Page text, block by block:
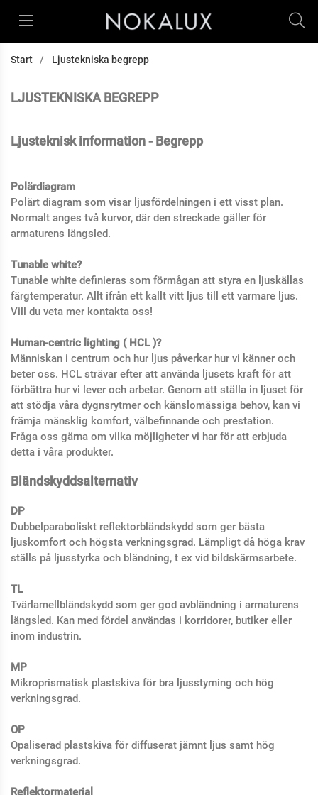
Start Ljustekniska begrepp
LJUSTEKNISKA BEGREPP
Ljusteknisk information - Begrepp
Polärdiagram
Polärt diagram som visar ljusfördelningen i ett visst plan.
Normalt anges två kurvor, där den streckade gäller för
armaturens längsled.
Tunable white?
Tunable white definieras som förmågan att styra en ljuskällas
färgtemperatur. Allt ifrån ett kallt vitt ljus till ett varmare ljus.
Vill du veta mer kontakta oss!
Human-centric lighting ( HCL )?
Människan i centrum och hur ljus påverkar hur vi känner och
beter oss. HCL strävar efter att använda ljusets kraft för att
förbättra hur vi lever och arbetar. Genom att ställa in ljuset för
att stödja våra dygnsrytmer och känslomässiga behov, kan vi
främja mänsklig komfort, välbefinnande och prestation.
Fråga oss gärna om vilka möjligheter vi har för att erbjuda
detta i våra produkter.
Bländskyddsalternativ
DP
Dubbelparaboliskt reflektorbländskydd som ger bästa
ljuskomfort och högsta verkningsgrad. Lämpligt då höga krav
ställs på ljusstyrka och bländning, t ex vid bildskärmsarbete.
TL
Tvärlamellbländskydd som ger god avbländning i armaturens
längsled. Kan med fördel användas i korridorer, butiker eller
inom industrin.
MP
Mikroprismatisk plastskiva för bra ljusstyrning och hög
verkningsgrad.
OP
Opaliserad plastskiva för diffuserat jämnt ljus samt hög
verkningsgrad.
Reflektormaterial